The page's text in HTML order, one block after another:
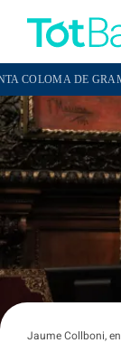
DE GRAMENET
Jaume Collboni,